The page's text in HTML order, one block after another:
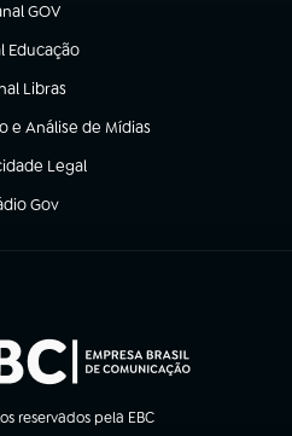
GOV
em nova aba)
Educação
nova aba)
Libras
em nova aba)
e Análise de Mídias
Legal
nova aba)
Gov
em nova aba)
reservados pela EBC